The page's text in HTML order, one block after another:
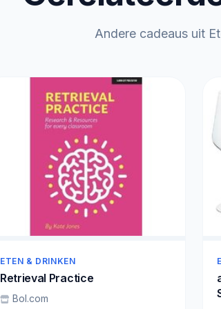
Andere cadeaus uit
ETEN & DRINKEN
Retrieval Practice
Bol.com